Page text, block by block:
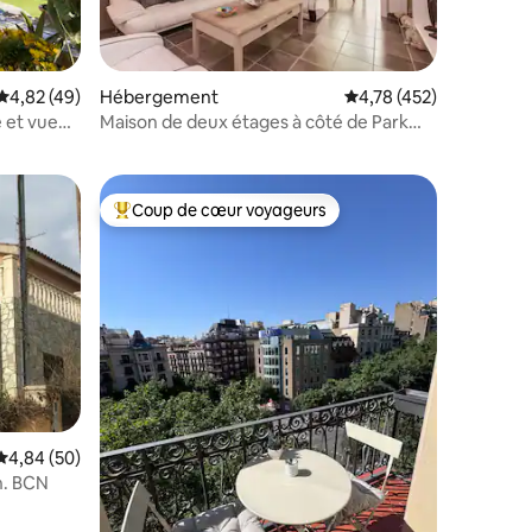
: 4,74 sur 5
moyenne sur la base de 49 commentaires : 4,82 sur 5
4,82 (49)
et vue
Hébergement Évaluation moyenne
4,78 (452)
Maison de deux étages à côté de Park
: 4,97 sur 5
moyenne sur la base de 50 commentaires : 4,84 sur 5
4,84 (50)
BCN
Coups de cœur voyageurs les plus appréciés
Coup de cœur voyageurs